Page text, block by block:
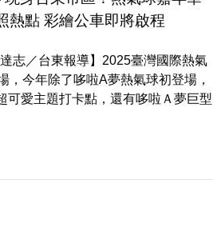
熱點 彩繪公車即將啟程
達志／台東報導】2025臺灣國際熱氣
，今年除了哆啦A夢熱氣球初登場，
可愛主題打卡點，還有哆啦Ａ夢巨型